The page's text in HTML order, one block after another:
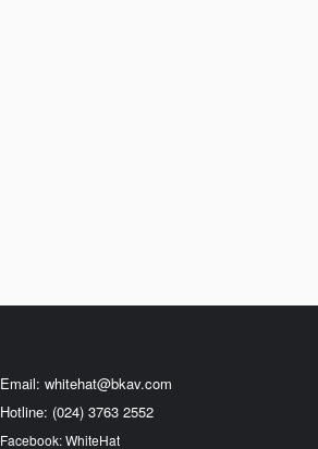
Email: whitehat@bkav.com
Hotline: (024) 3763 2552
Facebook: WhiteHat